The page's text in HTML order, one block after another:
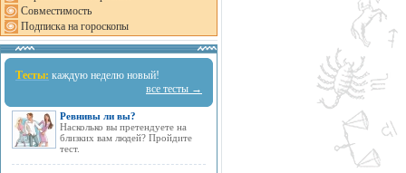
Совместимость
Подписка на гороскопы
Тесты: каждую неделю новый!
все тесты →
Ревнивы ли вы?
Насколько вы претендуете на
близких вам людей? Пройдите
тест.